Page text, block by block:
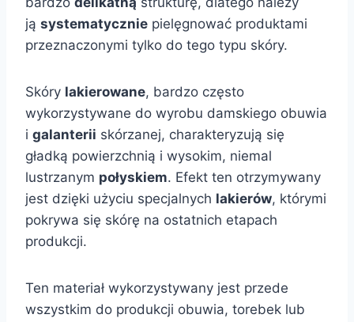
ją systematycznie pielęgnować produktami
przeznaczonymi tylko do tego typu skóry.
Skóry lakierowane, bardzo często
wykorzystywane do wyrobu damskiego obuwia
i galanterii skórzanej, charakteryzują się
gładką powierzchnią i wysokim, niemal
lustrzanym połyskiem. Efekt ten otrzymywany
jest dzięki użyciu specjalnych lakierów, którymi
pokrywa się skórę na ostatnich etapach
produkcji.
Ten materiał wykorzystywany jest przede
wszystkim do produkcji obuwia, torebek lub